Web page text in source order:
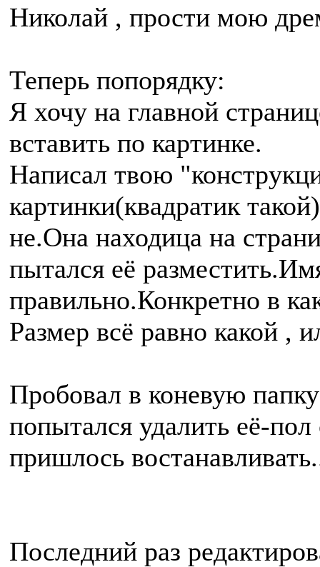
Николай , прости мою
Теперь попорядку:
Я хочу на главной
вставить по картинке.
Написал твою
картинки(квадратик
не.Она находица на
пытался её
правильно.Конкретно в
Размер всё равно какой ,
Пробовал в коневую
попытался удалить её-
пришлось
Последний раз